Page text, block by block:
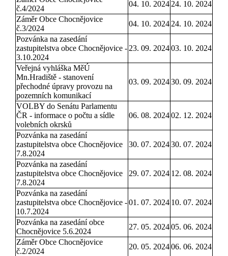
č.4/2024
04. 10. 2024 24. 10. 2024
Záměr Obce Chocnějovice
č.3/2024
04. 10. 2024 24. 10. 2024
Pozvánka na zasedání
zastupitelstva obce Chocnějovice -
3.10.2024
23. 09. 202403. 10. 2024
Veřejná vyhláška MěÚ
Mn.Hradiště - stanovení
přechodné úpravy provozu na
pozemních komunikací
03. 09. 202430. 09. 2024
VOLBY do Senátu Parlamentu
ČR - informace o počtu a sídle
volebních okrsků
06. 08. 202402. 12. 2024
Pozvánka na zasedání
zastupitelstva obce Chocnějovice
7.8.2024
30. 07. 202430. 07. 2024
Pozvánka na zasedání
zastupitelstva obce Chocnějovice
7.8.2024
29. 07. 2024 12. 08. 2024
Pozvánka na zasedání
zastupitelstva obce Chocnějovice -
10.7.2024
01. 07. 2024 10. 07. 2024
Pozvánka na zasedání obce
Chocnějovice 5.6.2024
27. 05. 202405. 06. 2024
Záměr Obce Chocnějovice
č.2/2024
20. 05. 202406. 06. 2024